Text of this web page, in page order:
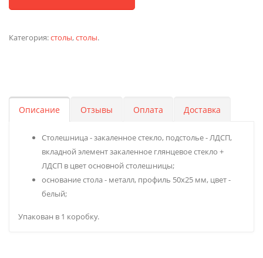
Категория:столы,столы.
Описание Отзывы Оплата Доставка
Столешница - закаленное стекло, подстолье - ЛДСП,
вкладной элемент закаленное глянцевое стекло +
ЛДСП в цвет основной столешницы;
основание стола - металл, профиль 50х25 мм, цвет -
белый;
Упакован в 1 коробку.